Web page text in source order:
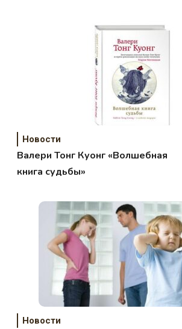
Новости
Валери Тонг Куонг «Волшебная
книга судьбы»
Новости